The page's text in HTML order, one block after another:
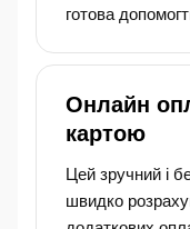
готова
Онлайн
картою
Цей зручний і
швидко